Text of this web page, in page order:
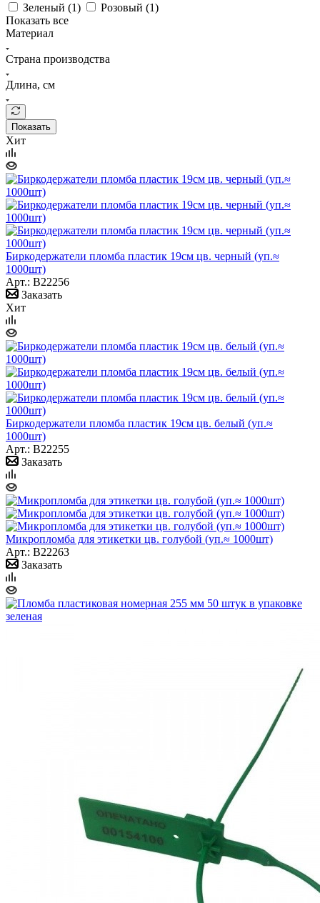
Зеленый (1) Розовый (1)
Показать все
Материал
Страна производства
Длина, см
Показать
Хит
Биркодержатели пломба пластик 19см цв. черный (уп.≈
1000шт)
Арт.: B22256
Заказать
Хит
Биркодержатели пломба пластик 19см цв. белый (уп.≈
1000шт)
Арт.: B22255
Заказать
Микропломба для этикетки цв. голубой (уп.≈ 1000шт)
Арт.: B22263
Заказать